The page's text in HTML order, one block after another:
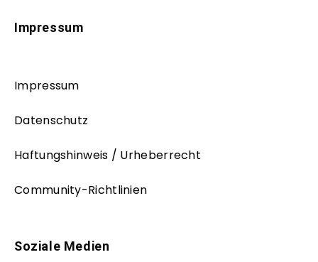
Impressum
Impressum
Datenschutz
Haftungshinweis / Urheberrecht
Community-Richtlinien
Soziale Medien